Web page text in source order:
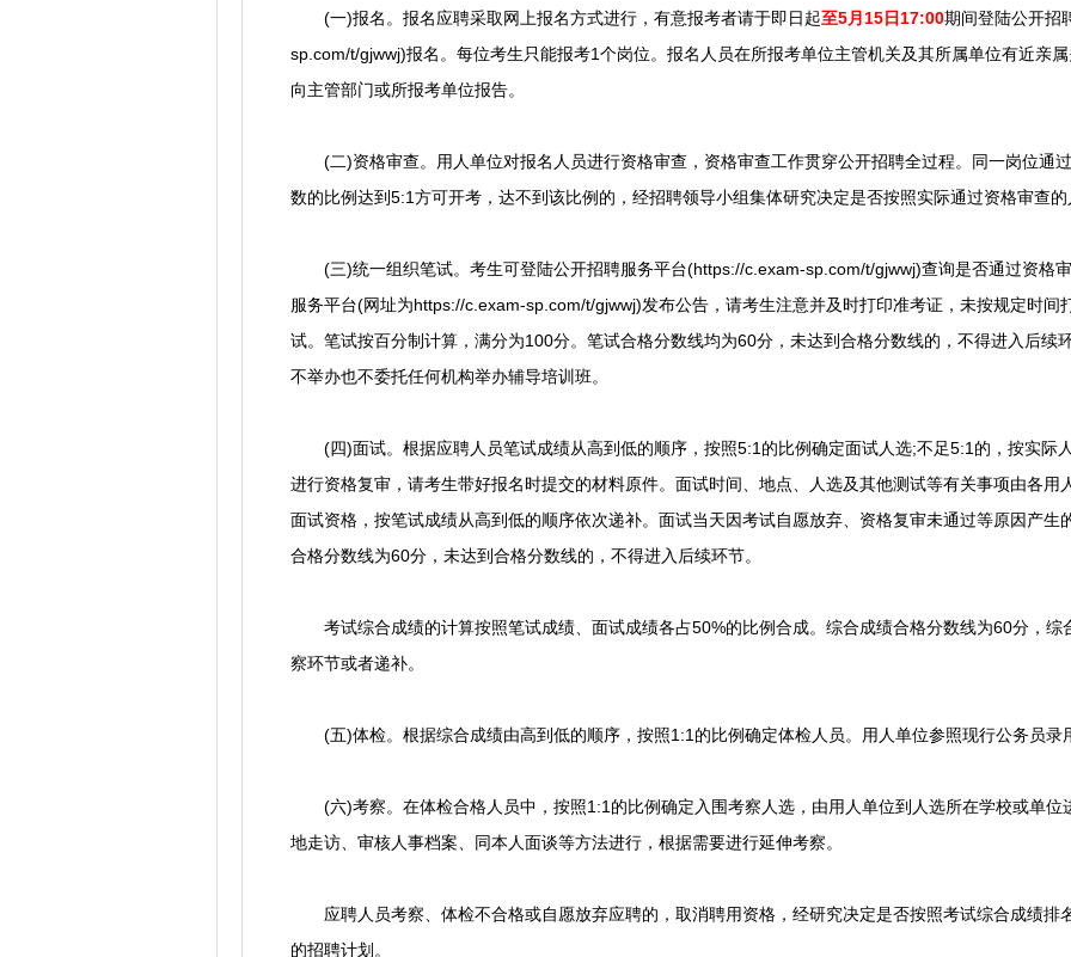
(一)报名。报名应聘采取网上报名方式进行，有意报考者请于即日起至5月15日17:00期间登陆公开招
sp.com/t/gjwwj)报名。每位考生只能报考1个岗位。报名人员在所报考单位主管机关及其所属单位有近亲
向主管部门或所报考单位报告。
(二)资格审查。用人单位对报名人员进行资格审查，资格审查工作贯穿公开招聘全过程。同一岗位通
数的比例达到5:1方可开考，达不到该比例的，经招聘领导小组集体研究决定是否按照实际通过资格审查
(三)统一组织笔试。考生可登陆公开招聘服务平台(https://c.exam-sp.com/t/gjwwj)查询是否通过资格
服务平台(网址为https://c.exam-sp.com/t/gjwwj)发布公告，请考生注意并及时打印准考证，未按规定时间
试。笔试按百分制计算，满分为100分。笔试合格分数线均为60分，未达到合格分数线的，不得进入后续
不举办也不委托任何机构举办辅导培训班。
(四)面试。根据应聘人员笔试成绩从高到低的顺序，按照5:1的比例确定面试人选;不足5:1的，按实际
进行资格复审，请考生带好报名时提交的材料原件。面试时间、地点、人选及其他测试等有关事项由各用
面试资格，按笔试成绩从高到低的顺序依次递补。面试当天因考试自愿放弃、资格复审未通过等原因产生
合格分数线为60分，未达到合格分数线的，不得进入后续环节。
考试综合成绩的计算按照笔试成绩、面试成绩各占50%的比例合成。综合成绩合格分数线为60分，综
察环节或者递补。
(五)体检。根据综合成绩由高到低的顺序，按照1:1的比例确定体检人员。用人单位参照现行公务员录
(六)考察。在体检合格人员中，按照1:1的比例确定入围考察人选，由用人单位到人选所在学校或单位
地走访、审核人事档案、同本人面谈等方法进行，根据需要进行延伸考察。
应聘人员考察、体检不合格或自愿放弃应聘的，取消聘用资格，经研究决定是否按照考试综合成绩排
的招聘计划。